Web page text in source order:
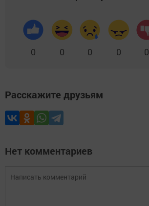
0 0 0 0 0
Расскажите друзьям
Нет комментариев